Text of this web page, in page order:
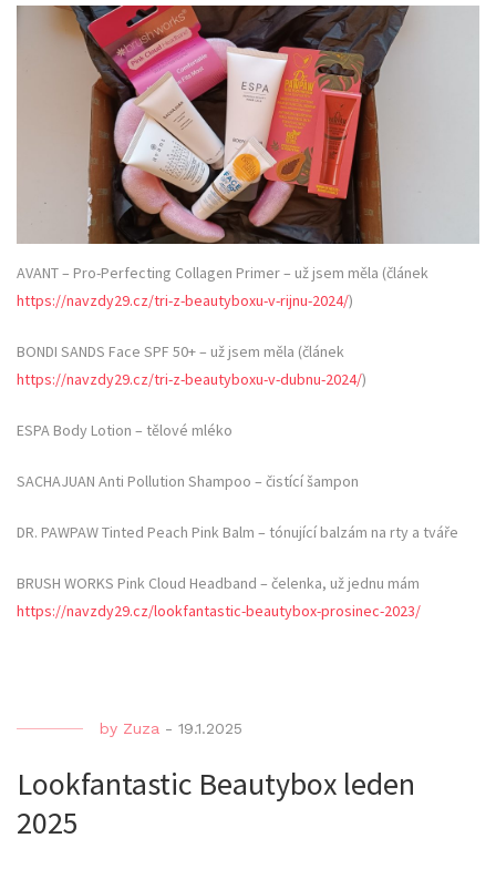
AVANT – Pro-Perfecting Collagen Primer – už jsem měla (článek
https://navzdy29.cz/tri-z-beautyboxu-v-rijnu-2024/)
BONDI SANDS Face SPF 50+ – už jsem měla (článek
https://navzdy29.cz/tri-z-beautyboxu-v-dubnu-2024/)
ESPA Body Lotion – tělové mléko
SACHAJUAN Anti Pollution Shampoo – čistící šampon
DR. PAWPAW Tinted Peach Pink Balm – tónující balzám na rty a tváře
BRUSH WORKS Pink Cloud Headband – čelenka, už jednu mám
https://navzdy29.cz/lookfantastic-beautybox-prosinec-2023/
by Zuza - 19.1.2025
Lookfantastic Beautybox leden
2025